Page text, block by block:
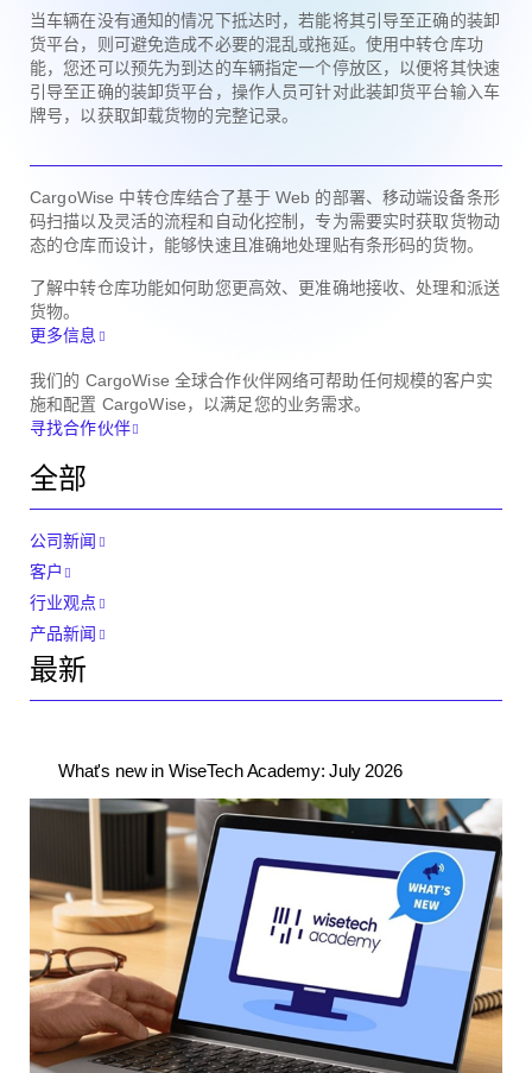
当车辆在没有通知的情况下抵达时，若能将其引导至正确的装卸
货平台，则可避免造成不必要的混乱或拖延。使用中转仓库功
能，您还可以预先为到达的车辆指定一个停放区，以便将其快速
引导至正确的装卸货平台，操作人员可针对此装卸货平台输入车
牌号，以获取卸载货物的完整记录。
CargoWise 中转仓库结合了基于 Web 的部署、移动端设备条形
码扫描以及灵活的流程和自动化控制，专为需要实时获取货物动
态的仓库而设计，能够快速且准确地处理贴有条形码的货物。
了解中转仓库功能如何助您更高效、更准确地接收、处理和派送
货物。
更多信息
我们的 CargoWise 全球合作伙伴网络可帮助任何规模的客户实
施和配置 CargoWise，以满足您的业务需求。
寻找合作伙伴
全部
公司新闻
客户
行业观点
产品新闻
最新
What's new in WiseTech Academy: July 2026